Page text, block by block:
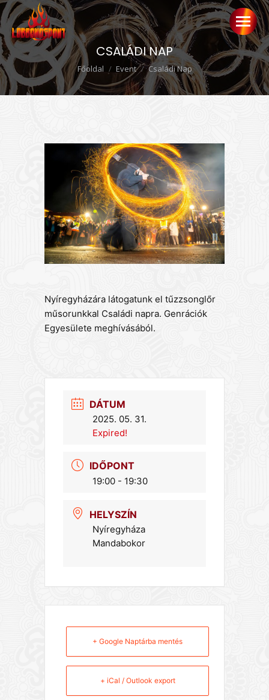
CSALÁDI NAP
Ön itt van:
Főoldal Event Családi Nap
Nyíregyházára látogatunk el tűzzsonglőr
műsorunkkal Családi napra. Genrációk
Egyesülete meghívásából.
DÁTUM
2025. 05. 31.
Expired!
IDŐPONT
19:00 - 19:30
HELYSZÍN
Nyíregyháza
Mandabokor
+ Google Naptárba mentés
+ iCal / Outlook export